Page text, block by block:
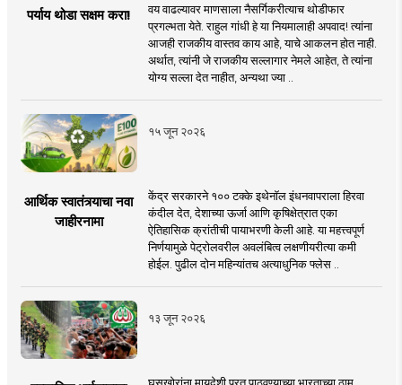
पर्याय थोडा सक्षम करा!
वय वाढल्यावर माणसाला नैसर्गिकरीत्याच थोडीफार
प्रगल्भता येते. राहुल गांधी हे या नियमालाही अपवाद! त्यांना
आजही राजकीय वास्तव काय आहे, याचे आकलन होत नाही.
अर्थात, त्यांनी जे राजकीय सल्लागार नेमले आहेत, ते त्यांना
योग्य सल्ला देत नाहीत, अन्यथा ज्या ..
१५ जून २०२६
आर्थिक स्वातंत्र्याचा नवा
जाहीरनामा
केंद्र सरकारने १०० टक्के इथेनॉल इंधनवापराला हिरवा
कंदील देत, देशाच्या ऊर्जा आणि कृषिक्षेत्रात एका
ऐतिहासिक क्रांतीची पायाभरणी केली आहे. या महत्त्वपूर्ण
निर्णयामुळे पेट्रोलवरील अवलंबित्व लक्षणीयरीत्या कमी
होईल. पुढील दोन महिन्यांतच अत्याधुनिक फ्लेस ..
१३ जून २०२६